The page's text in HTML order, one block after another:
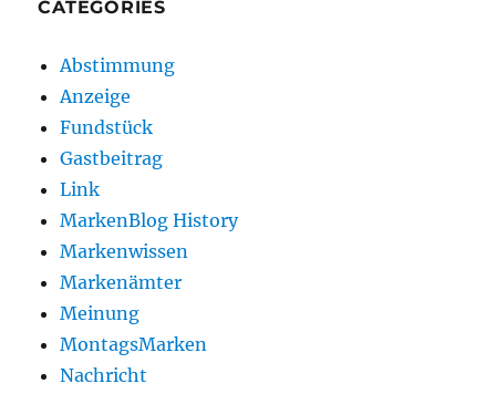
CATEGORIES
Abstimmung
Anzeige
Fundstück
Gastbeitrag
Link
MarkenBlog History
Markenwissen
Markenämter
Meinung
MontagsMarken
Nachricht